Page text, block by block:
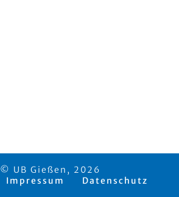
© UB Gießen, 2026
Impressum
Datenschutz